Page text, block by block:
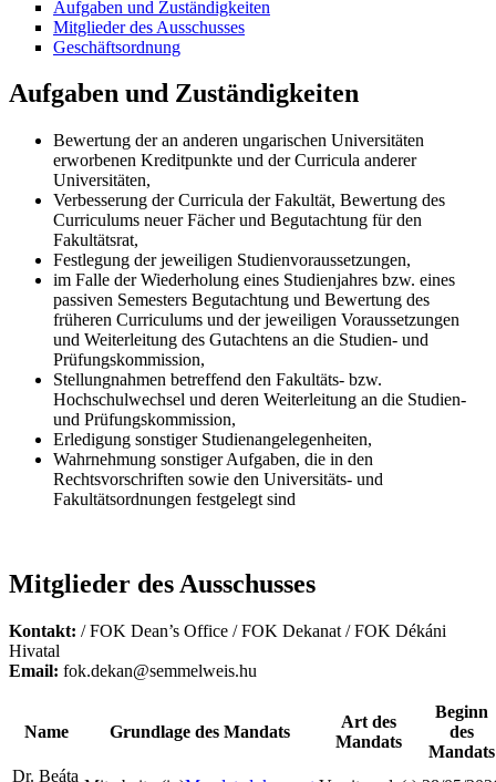
Aufgaben und Zuständigkeiten
Mitglieder des Ausschusses
Geschäftsordnung
Aufgaben und Zuständigkeiten
Bewertung der an anderen ungarischen Universitäten
erworbenen Kreditpunkte und der Curricula anderer
Universitäten,
Verbesserung der Curricula der Fakultät, Bewertung des
Curriculums neuer Fächer und Begutachtung für den
Fakultätsrat,
Festlegung der jeweiligen Studienvoraussetzungen,
im Falle der Wiederholung eines Studienjahres bzw. eines
passiven Semesters Begutachtung und Bewertung des
früheren Curriculums und der jeweiligen Voraussetzungen
und Weiterleitung des Gutachtens an die Studien- und
Prüfungskommission,
Stellungnahmen betreffend den Fakultäts- bzw.
Hochschulwechsel und deren Weiterleitung an die Studien-
und Prüfungskommission,
Erledigung sonstiger Studienangelegenheiten,
Wahrnehmung sonstiger Aufgaben, die in den
Rechtsvorschriften sowie den Universitäts- und
Fakultätsordnungen festgelegt sind
Mitglieder des Ausschusses
Kontakt: / FOK Dean’s Office / FOK Dekanat / FOK Dékáni
Hivatal
Email: fok.dekan@semmelweis.hu
Name Grundlage des Mandats
Art des
Mandats
Beginn
des
Mandats
Dr. Beáta